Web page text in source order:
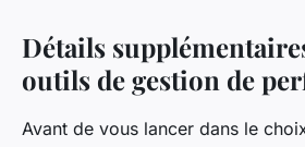
Détails
outils de gestion de
Avant de vous lancer dans le